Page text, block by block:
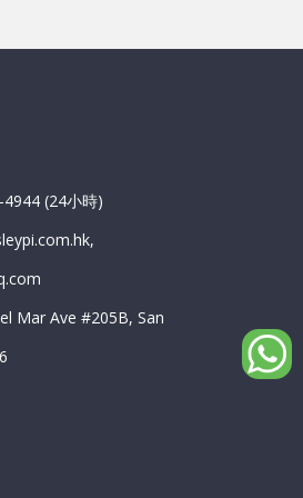
(24小時)
Mar Ave #205B, San